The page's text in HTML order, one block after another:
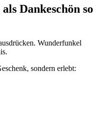
Dankeschön so
Wunderfunkel
sondern erlebt: